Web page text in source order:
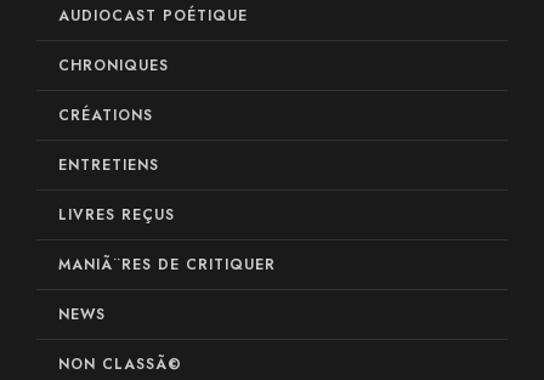
AUDIOCAST POÉTIQUE
CHRONIQUES
CRÉATIONS
ENTRETIENS
LIVRES REÇUS
MANIÃ¨RES DE CRITIQUER
NEWS
NON CLASSÃ©